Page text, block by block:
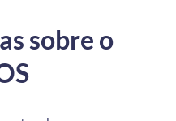
sobre o